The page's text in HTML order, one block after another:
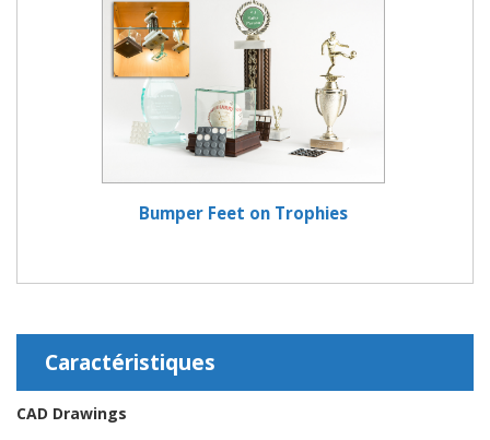
Bumper Feet on Trophies
Caractéristiques
CAD Drawings